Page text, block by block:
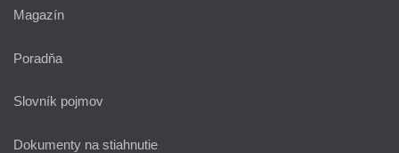
Magazín
Poradňa
Slovník pojmov
Dokumenty na stiahnutie